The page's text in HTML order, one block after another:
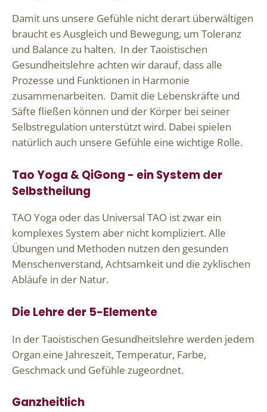
Damit uns unsere Gefühle nicht derart überwältigen
braucht es Ausgleich und Bewegung, um Toleranz
und Balance zu halten. In der Taoistischen
Gesundheitslehre achten wir darauf, dass alle
Prozesse und Funktionen in Harmonie
zusammenarbeiten. Damit die Lebenskräfte und
Säfte fließen können und der Körper bei seiner
Selbstregulation unterstützt wird. Dabei spielen
natürlich auch unsere Gefühle eine wichtige Rolle.
Tao Yoga & QiGong - ein System der
Selbstheilung
TAO Yoga oder das Universal TAO ist zwar ein
komplexes System aber nicht kompliziert. Alle
Übungen und Methoden nutzen den gesunden
Menschenverstand, Achtsamkeit und die zyklischen
Abläufe in der Natur.
Die Lehre der 5-Elemente
In der Taoistischen Gesundheitslehre werden jedem
Organ eine Jahreszeit, Temperatur, Farbe,
Geschmack und Gefühle zugeordnet.
Ganzheitlich